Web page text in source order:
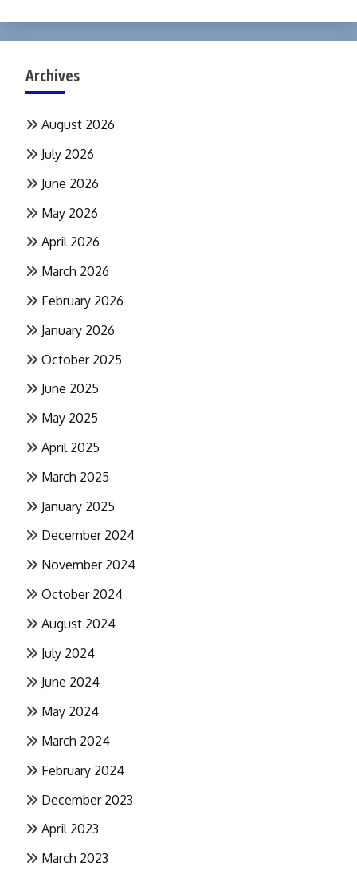
Archives
August 2026
July 2026
June 2026
May 2026
April 2026
March 2026
February 2026
January 2026
October 2025
June 2025
May 2025
April 2025
March 2025
January 2025
December 2024
November 2024
October 2024
August 2024
July 2024
June 2024
May 2024
March 2024
February 2024
December 2023
April 2023
March 2023